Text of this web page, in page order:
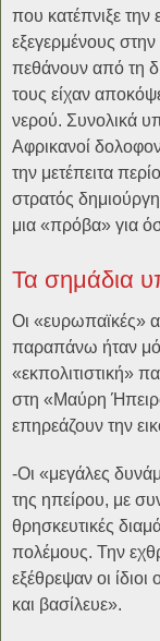
που κατέπνιξε
εξεγερμένους
πεθάνουν από τη
τους είχαν
νερού. Συνολικά
Αφρικανοί
την μετέπειτα
στρατός
μια «πρόβα» για
Τα σημάδια
Οι «ευρωπαϊκές»
παραπάνω ήταν
«εκπολιτιστική»
στη «Μαύρη
επηρεάζουν την
-Οι «μεγάλες
της ηπείρου, με
θρησκευτικές
πολέμους. Την
εξέθρεψαν οι ίδιοι
και βασίλευε».